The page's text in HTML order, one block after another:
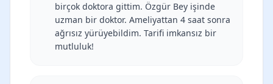
birçok doktora gittim. Özgür Bey işinde
uzman bir doktor. Ameliyattan 4 saat sonra
ağrısız yürüyebildim. Tarifi imkansız bir
mutluluk!